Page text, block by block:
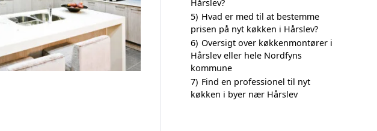
Hårslev?
5) Hvad er med til at bestemme
prisen på nyt køkken i Hårslev?
6) Oversigt over køkkenmontører i
Hårslev eller hele Nordfyns
kommune
7) Find en professionel til nyt
køkken i byer nær Hårslev